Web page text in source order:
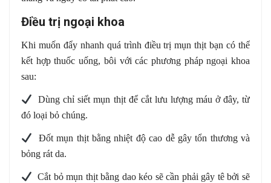
Điều trị ngoại khoa
Khi muốn đẩy nhanh quá trình điều trị mụn thịt bạn có thể
kết hợp thuốc uống, bôi với các phương pháp ngoại khoa
sau:
️ Dùng chỉ siết mụn thịt để cắt lưu lượng máu ở đây, từ
đó loại bỏ chúng.
️ Đốt mụn thịt bằng nhiệt độ cao dễ gây tổn thương và
bỏng rát da.
️ Cắt bỏ mụn thịt bằng dao kéo sẽ cần phải gây tê bởi sẽ